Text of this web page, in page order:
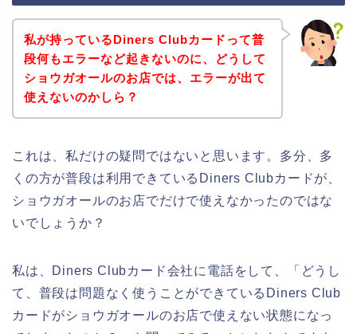
私が持っているDiners Clubカードって普
段何もエラーなど起きないのに、どうして
ショウガオールのお店では、エラーが出て
使えないのかしら？
これは、私だけの疑問ではないと思います。多分、多
くの方が普段は利用できているDiners Clubカードが、
ショウガオールのお店でだけで使えなかったのではな
いでしょうか？
私は、Diners Clubカード会社に電話をして、「どうし
て、普段は問題なく使うことができているDiners Club
カードがショウガオールのお店で使えない状態になっ